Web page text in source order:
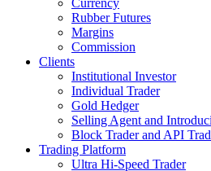
Currency
Rubber Futures
Margins
Commission
Clients
Institutional Investor
Individual Trader
Gold Hedger
Selling Agent and
Block Trader and API
Trading Platform
Ultra Hi-Speed Trader